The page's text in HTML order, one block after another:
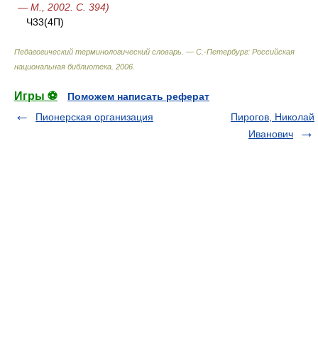
— М., 2002. С. 394)
Ч33(4П)
Педагогический терминологический словарь. — С.-Петербург: Российская
национальная библиотека 2006
Игры ⚽
Поможем написать реферат
Пионерская организация
Пирогов, Николай
Иванович